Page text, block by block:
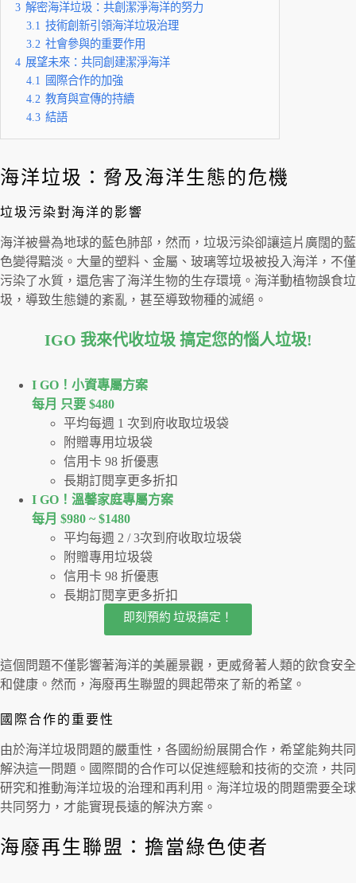
3 解密海洋垃圾：共創潔淨海洋的努力
3.1 技術創新引領海洋垃圾治理
3.2 社會參與的重要作用
4 展望未來：共同創建潔淨海洋
4.1
國際合作的加強
4.2 教育與宣傳的持續
4.3 結語
海洋垃圾：脅及海洋生態的危機
垃圾污染對海洋的影響
海洋被譽為地球的藍色肺部，然而，垃圾污染卻讓這片廣闊的藍
色變得黯淡。大量的塑料、金屬、玻璃等垃圾被投入海洋，不僅
污染了水質，還危害了海洋生物的生存環境。海洋動植物誤食垃
圾，導致生態鏈的紊亂，甚至導致物種的滅絕。
IGO 我來代收垃圾 搞定您的惱人垃圾!
I GO！⼩資專屬⽅案
每月 只要 $480
平均每週 1 次到府收取垃圾袋
附贈專用垃圾袋
信用卡 98 折優惠
長期訂閱享更多折扣
I GO！溫馨家庭專屬方案
每月 $980 ~ $1480
平均每週 2 / 3次到府收取垃圾袋
附贈專用垃圾袋
信用卡 98 折優惠
長期訂閱享更多折扣
即刻預約 垃圾搞定！
這個問題不僅影響著海洋的美麗景觀，更威脅著人類的飲食安全
和健康。然而，海廢再生聯盟的興起帶來了新的希望。
國際合作的重要性
由於海洋垃圾問題的嚴重性，各國紛紛展開合作，希望能夠共同
解決這一問題。國際間的合作可以促進經驗和技術的交流，共同
研究和推動海洋垃圾的治理和再利用。海洋垃圾的問題需要全球
共同努力，才能實現長遠的解決方案。
海廢再生聯盟：擔當綠色使者